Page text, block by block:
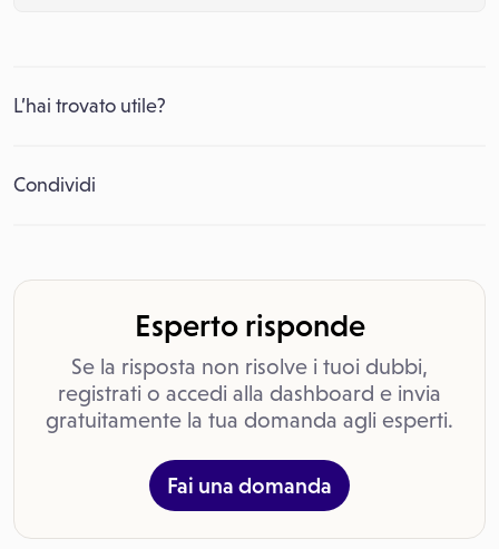
L’hai trovato utile?
Condividi
Esperto risponde
Se la risposta non risolve i tuoi dubbi,
registrati o accedi alla dashboard e invia
gratuitamente la tua domanda agli esperti.
Fai una domanda